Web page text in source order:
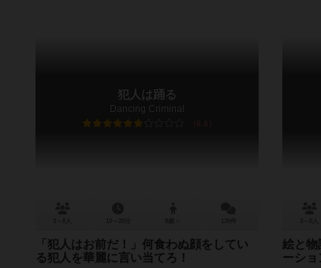
犯人は踊る
Dancing Criminal
6.6
「犯人はお前だ！」何食わぬ顔をしてい
る犯人を華麗に言い当てろ！
絵と物
ーシ